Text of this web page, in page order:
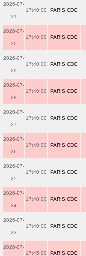
2026-07-
31
17:40:00 PARIS CDG
2026-07-
30
17:40:00 PARIS CDG
2026-07-
29
17:40:00 PARIS CDG
2026-07-
28
17:40:00 PARIS CDG
2026-07-
27
17:40:00 PARIS CDG
2026-07-
26
17:40:00 PARIS CDG
2026-07-
25
17:40:00 PARIS CDG
2026-07-
24
17:40:00 PARIS CDG
2026-07-
23
17:40:00 PARIS CDG
2026-07-
17:45:00 PARIS CDG